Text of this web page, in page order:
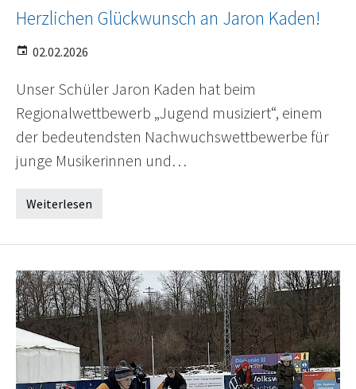
Herzlichen Glückwunsch an Jaron Kaden!
02.02.2026
Unser Schüler Jaron Kaden hat beim
Regionalwettbewerb „Jugend musiziert“, einem
der bedeutendsten Nachwuchswettbewerbe für
junge Musikerinnen und…
Weiterlesen